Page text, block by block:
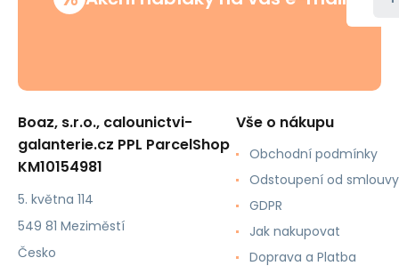
Boaz, s.r.o., calounictvi-
galanterie.cz PPL ParcelShop
KM10154981
5. května 114
549 81 Meziměstí
Česko
Vše o nákupu
Obchodní podmínky
Odstoupení od smlouvy
GDPR
Jak nakupovat
Doprava a Platba